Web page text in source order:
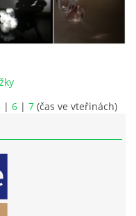
| 6 | 7 (čas ve vteřinách)